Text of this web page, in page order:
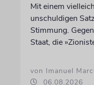
Mit einem
unschuldigen
Stimmung.
Staat, die
von Imanuel
06.08.2026